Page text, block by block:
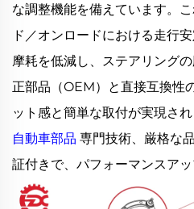
な調整機能を備えています。
ド／オンロードにおける走行
摩耗を低減し、ステアリング
正部品（OEM）と直接互換性
ット感と簡単な取付が実現さ
自動車部品 専門技術、厳格な
証付きで、パフォーマンスアッ